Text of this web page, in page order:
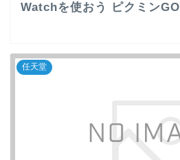
Watchを使おう ピクミンGO
任天堂